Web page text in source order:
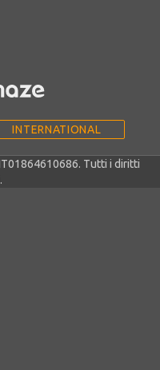
INTERNATIONAL
Tutti i diritti